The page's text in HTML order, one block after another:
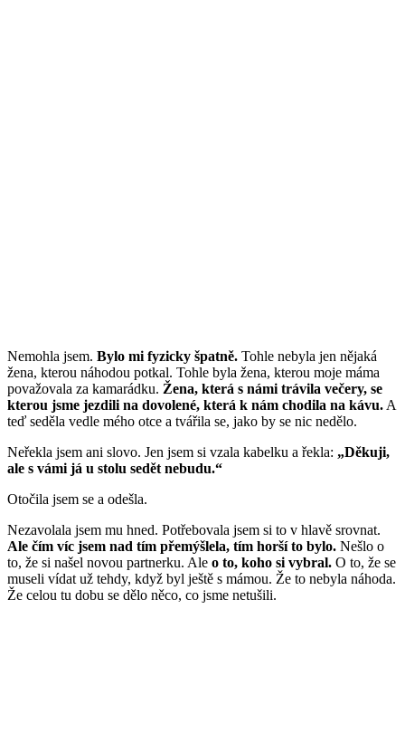
Nemohla jsem. Bylo mi fyzicky špatně. Tohle nebyla jen nějaká
žena, kterou náhodou potkal. Tohle byla žena, kterou moje máma
považovala za kamarádku. Žena, která s námi trávila večery, se
kterou jsme jezdili na dovolené, která k nám chodila na kávu. A
teď seděla vedle mého otce a tvářila se, jako by se nic nedělo.
Neřekla jsem ani slovo. Jen jsem si vzala kabelku a řekla: „Děkuji,
ale s vámi já u stolu sedět nebudu.“
Otočila jsem se a odešla.
Nezavolala jsem mu hned. Potřebovala jsem si to v hlavě srovnat.
Ale čím víc jsem nad tím přemýšlela, tím horší to bylo. Nešlo o
to, že si našel novou partnerku. Ale o to, koho si vybral. O to, že se
museli vídat už tehdy, když byl ještě s mámou. Že to nebyla náhoda.
Že celou tu dobu se dělo něco, co jsme netušili.